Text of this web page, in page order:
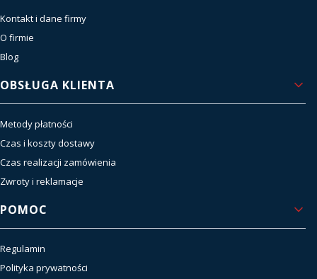
Kontakt i dane firmy
O firmie
Blog
OBSŁUGA KLIENTA
Metody płatności
Czas i koszty dostawy
Czas realizacji zamówienia
Zwroty i reklamacje
POMOC
Regulamin
Polityka prywatności